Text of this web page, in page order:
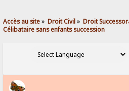
Accès au site» Droit Civil» Droit
Célibataire sans enfants succession